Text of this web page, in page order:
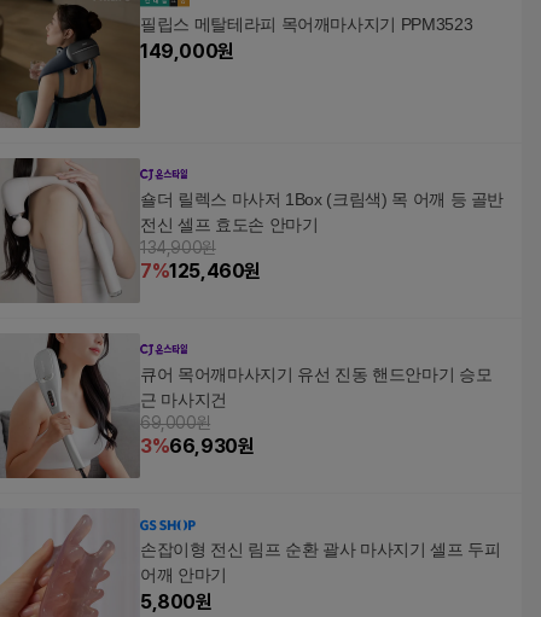
필립스 메탈테라피 목어깨마사지기 PPM3523
149,000원
숄더 릴렉스 마사저 1Box (크림색) 목 어깨 등 골반
전신 셀프 효도손 안마기
134,900원
7%125,460원
큐어 목어깨마사지기 유선 진동 핸드안마기 승모
근 마사지건
69,000원
3%66,930원
손잡이형 전신 림프 순환 괄사 마사지기 셀프 두피
어깨 안마기
5,800원